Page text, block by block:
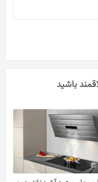
باشید